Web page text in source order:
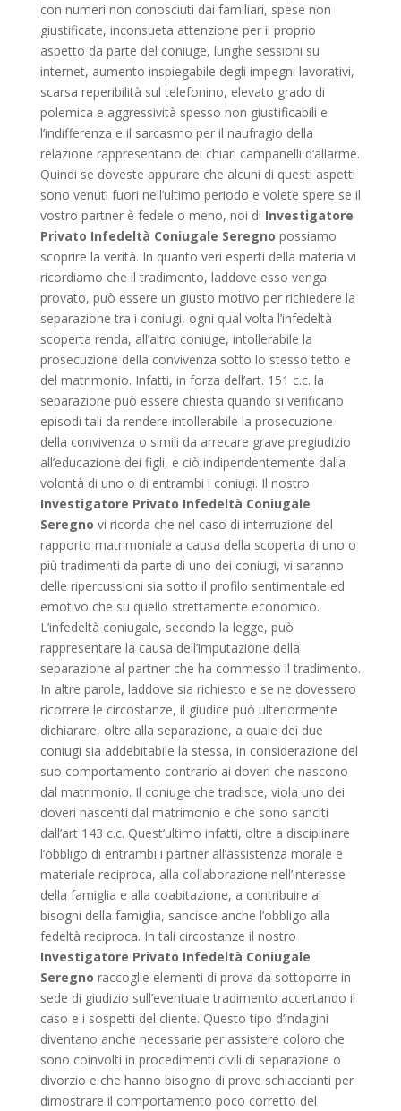
con numeri non conosciuti dai familiari, spese non
giustificate, inconsueta attenzione per il proprio
aspetto da parte del coniuge, lunghe sessioni su
internet, aumento inspiegabile degli impegni lavorativi,
scarsa reperibilità sul telefonino, elevato grado di
polemica e aggressività spesso non giustificabili e
l’indifferenza e il sarcasmo per il naufragio della
relazione rappresentano dei chiari campanelli d’allarme.
Quindi se doveste appurare che alcuni di questi aspetti
sono venuti fuori nell’ultimo periodo e volete spere se il
vostro partner è fedele o meno, noi di Investigatore
Privato Infedeltà Coniugale Seregno possiamo
scoprire la verità. In quanto veri esperti della materia vi
ricordiamo che il tradimento, laddove esso venga
provato, può essere un giusto motivo per richiedere la
separazione tra i coniugi, ogni qual volta l’infedeltà
scoperta renda, all’altro coniuge, intollerabile la
prosecuzione della convivenza sotto lo stesso tetto e
del matrimonio. Infatti, in forza dell’art. 151 c.c. la
separazione può essere chiesta quando si verificano
episodi tali da rendere intollerabile la prosecuzione
della convivenza o simili da arrecare grave pregiudizio
all’educazione dei figli, e ciò indipendentemente dalla
volontà di uno o di entrambi i coniugi. Il nostro
Investigatore Privato Infedeltà Coniugale
Seregno vi ricorda che nel caso di interruzione del
rapporto matrimoniale a causa della scoperta di uno o
più tradimenti da parte di uno dei coniugi, vi saranno
delle ripercussioni sia sotto il profilo sentimentale ed
emotivo che su quello strettamente economico.
L’infedeltà coniugale, secondo la legge, può
rappresentare la causa dell’imputazione della
separazione al partner che ha commesso il tradimento.
In altre parole, laddove sia richiesto e se ne dovessero
ricorrere le circostanze, il giudice può ulteriormente
dichiarare, oltre alla separazione, a quale dei due
coniugi sia addebitabile la stessa, in considerazione del
suo comportamento contrario ai doveri che nascono
dal matrimonio. Il coniuge che tradisce, viola uno dei
doveri nascenti dal matrimonio e che sono sanciti
dall’art 143 c.c. Quest’ultimo infatti, oltre a disciplinare
l’obbligo di entrambi i partner all’assistenza morale e
materiale reciproca, alla collaborazione nell’interesse
della famiglia e alla coabitazione, a contribuire ai
bisogni della famiglia, sancisce anche l’obbligo alla
fedeltà reciproca. In tali circostanze il nostro
Investigatore Privato Infedeltà Coniugale
Seregno raccoglie elementi di prova da sottoporre in
sede di giudizio sull’eventuale tradimento accertando il
caso e i sospetti del cliente. Questo tipo d’indagini
diventano anche necessarie per assistere coloro che
sono coinvolti in procedimenti civili di separazione o
divorzio e che hanno bisogno di prove schiaccianti per
dimostrare il comportamento poco corretto del